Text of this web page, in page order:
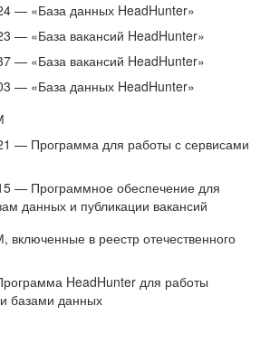
— «База данных HeadHunter»
— «База вакансий HeadHunter»
— «База вакансий HeadHunter»
— «База данных HeadHunter»
— Программа для работы с сервисами
— Программное обеспечение для
данных и публикации вакансий
в реестр отечественного
HeadHunter для работы
базами данных